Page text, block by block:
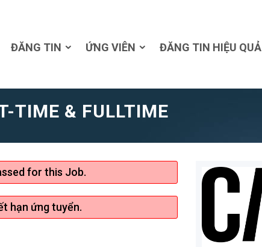
ĐĂNG TIN ỨNG VIÊN ĐĂNG TIN HIỆU QUẢ
TIME & FULLTIME
for this Job.
hạn ứng tuyển.